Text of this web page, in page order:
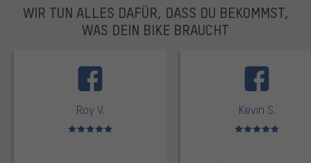
WIR TUN ALLES DAFÜR, DASS DU BEKOMMST,
WAS DEIN BIKE BRAUCHT
Roy V.
Bewertungen: 5 von 5
Kevin S.
Bewertungen: 5 von 5